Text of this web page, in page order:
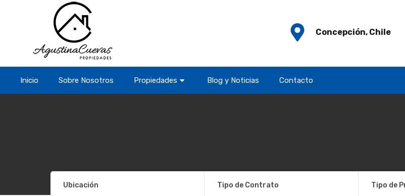
Concepción, Chile
Inicio Sobre Nosotros Propiedades Blog y Noticias Contacto
Ubicación Tipo de Contrato Tipo de